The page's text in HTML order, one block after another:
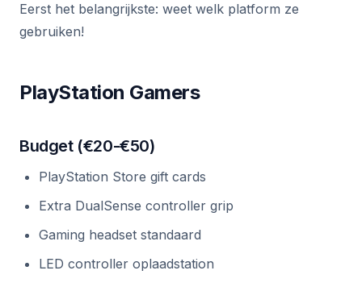
Eerst het belangrijkste: weet welk platform ze
gebruiken!
PlayStation Gamers
Budget (€20-€50)
PlayStation Store gift cards
Extra DualSense controller grip
Gaming headset standaard
LED controller oplaadstation